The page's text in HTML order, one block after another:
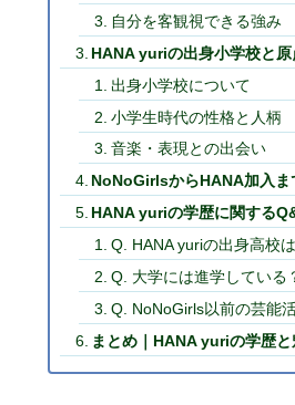
自分を客観視できる強み
HANA yuriの出身小学校と原
出身小学校について
小学生時代の性格と人柄
音楽・表現との出会い
NoNoGirlsからHANA加入ま
HANA yuriの学歴に関する
Q. HANA yuriの出身高校
Q. 大学には進学している
Q. NoNoGirls以前の芸能
まとめ｜HANA yuriの学歴と